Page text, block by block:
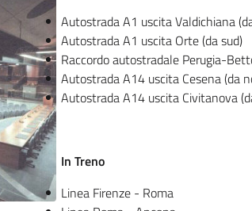
Autostrada A1 uscita Valdichiana
Autostrada A1 uscita Orte (da sud)
Raccordo autostradale Perugia-
Autostrada A14 uscita Cesena (da
Autostrada A14 uscita Civitanova
In Treno
Linea Firenze - Roma